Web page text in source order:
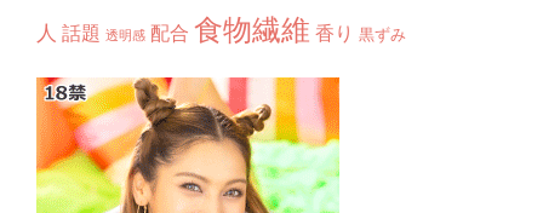
人 話題 透明感 配合 食物繊維 香り 黒ずみ